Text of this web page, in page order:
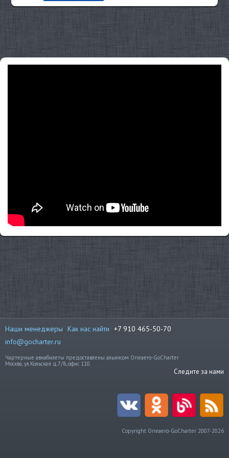
Наши менеджеры Как нас найти +7 910 465-50-70
info@gocharter.ru
Чартерные авиабилеты предоставлены альянсом Oneaero-GoCharter
Москва, ул.Кольская д.7/8, офис 110.
Следите за нами
Copyright Oneaero-GoCharter 2007-2026